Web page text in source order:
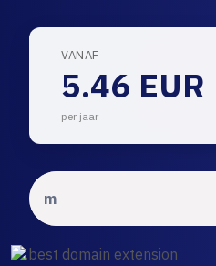
VANAF
5.46 EUR
per jaar